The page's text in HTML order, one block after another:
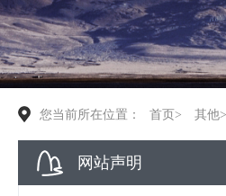
您当前所在位置： 首页 > 其他>
网站声明